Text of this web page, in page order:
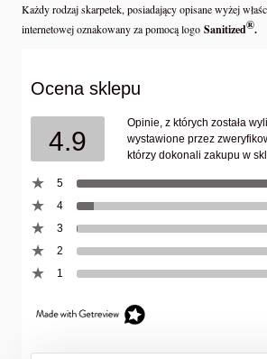
Każdy rodzaj skarpetek, posiadający opisane wyżej
internetowej oznakowany za pomocą logo Sanitized®.
Ocena sklepu
4.9
Opinie, z których została
wystawione przez
którzy dokonali zakupu w
5
4
3
2
1